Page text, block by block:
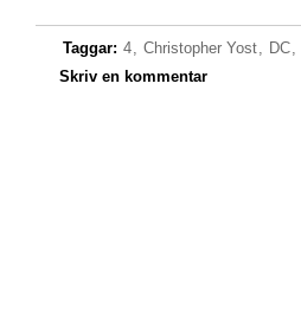
Taggar: 4, Christopher Yost, DC,
Skriv en kommentar